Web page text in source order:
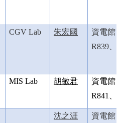
CGV Lab 朱宏國
資電館
R839
MIS Lab 胡敏君
資電館
R841
沈之涯
資電館